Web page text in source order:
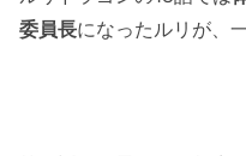
火炎放射のリクエ
委員長になったルリが、